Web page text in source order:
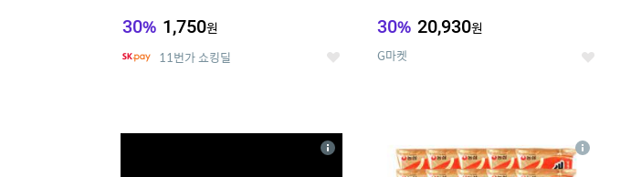
30% 1,750원
11번가 쇼킹딜 좋
30% 20,930원
G마켓 좋
5
상 상